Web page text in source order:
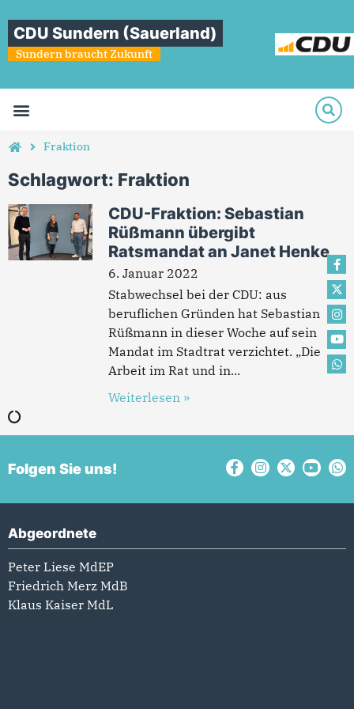
CDU Sundern (Sauerland)
Sundern braucht Zukunft
Fraktion
Schlagwort: Fraktion
CDU-Fraktion: Sebastian
Rüßmann übergibt
Ratsmandat an Janet Henke
6. Januar 2022
Stabwechsel bei der CDU: aus
beruflichen Gründen hat Sebastian
Rüßmann in dieser Woche auf sein
Mandat im Stadtrat verzichtet. „Die
Arbeit im Rat und in
Weiterlesen »
Folgen Sie uns!
Abgeordnete
Peter Liese MdEP
Friedrich Merz MdB
Klaus Kaiser MdL